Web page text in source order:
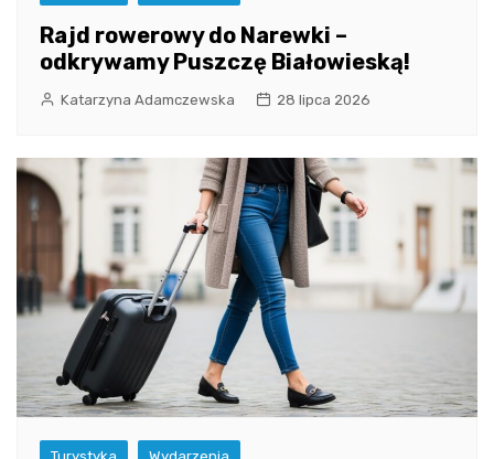
Rajd rowerowy do Narewki –
odkrywamy Puszczę Białowieską!
Katarzyna Adamczewska 28 lipca 2026